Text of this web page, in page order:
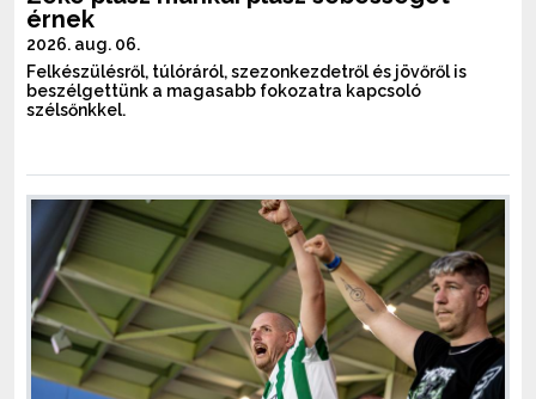
érnek
2026. aug. 06.
Felkészülésről, túlóráról, szezonkezdetről és jövőről is
beszélgettünk a magasabb fokozatra kapcsoló
szélsőnkkel.